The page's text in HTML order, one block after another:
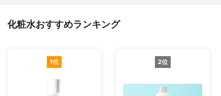
化粧水おすすめランキング
1位 2位